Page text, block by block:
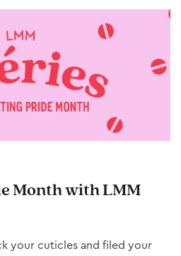
Month with LMM
your cuticles and filed your